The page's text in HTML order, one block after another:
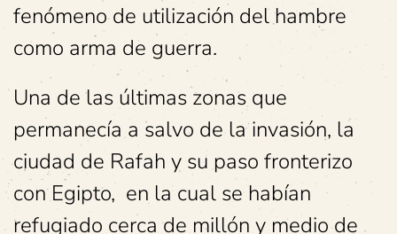
fenómeno de utilización del hambre
como arma de guerra.
Una de las últimas zonas que
permanecía a salvo de la invasión, la
ciudad de Rafah y su paso fronterizo
con Egipto, en la cual se habían
refugiado cerca de millón y medio de